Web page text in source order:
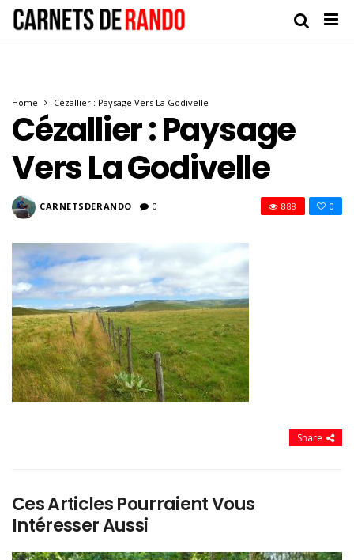
Home Cézallier : Paysage Vers La Godivelle
Cézallier : Paysage
Vers La Godivelle
CARNETSDERANDO 0 0
888
Share
Ces Articles Pourraient Vous
Intéresser Aussi